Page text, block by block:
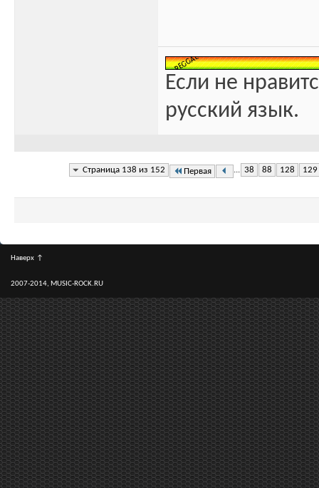
Если не
русский язык.
Страница 138 из 152 Первая ... 38 88 128 129
Наверх ↑
2007-2014, MUSIC-ROCK.RU